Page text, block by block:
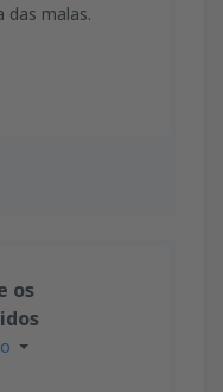
das malas.
os